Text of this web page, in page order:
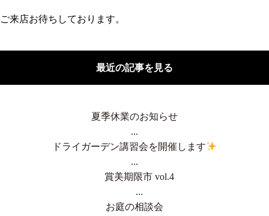
ご来店お待ちしております。
最近の記事を見る
夏季休業のお知らせ
...
ドライガーデン講習会を開催します
...
賞美期限市 vol.4
...
お庭の相談会